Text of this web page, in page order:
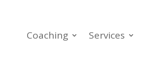
Coaching Services